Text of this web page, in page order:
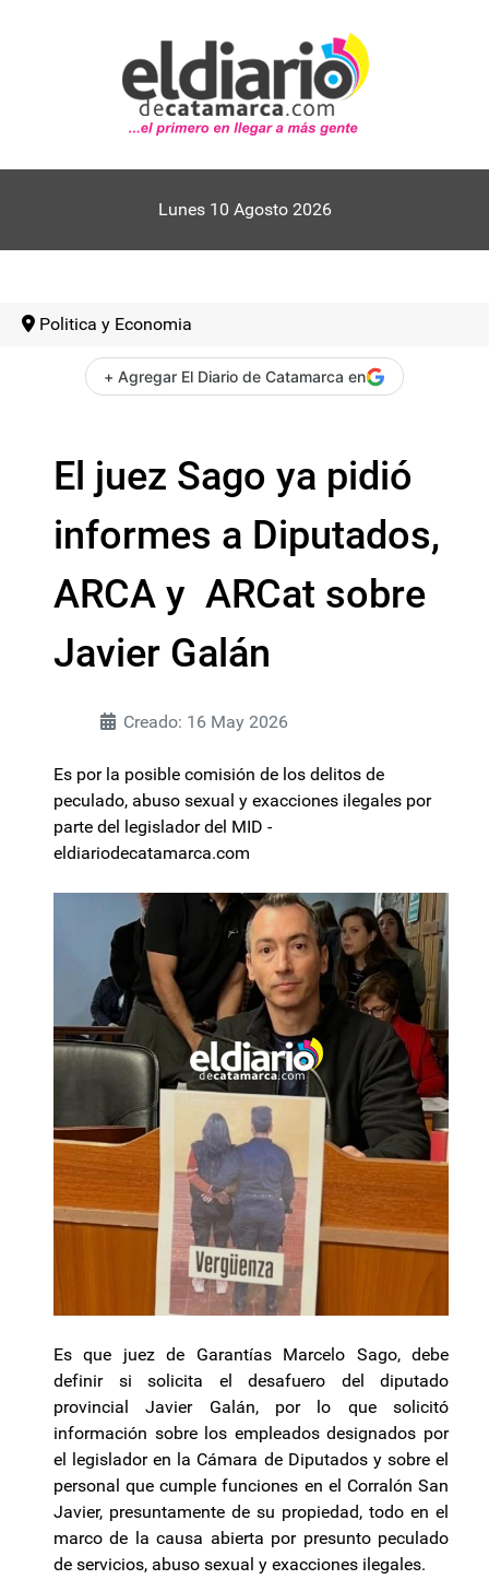
Lunes 10 Agosto 2026
Politica y Economia
+ Agregar El Diario de Catamarca en
El juez Sago ya pidió
informes a Diputados,
ARCA y ARCat sobre
Javier Galán
Creado: 16 May 2026
Es por la posible comisión de los delitos de
peculado, abuso sexual y exacciones ilegales por
parte del legislador del MID -
eldiariodecatamarca.com
Es que juez de Garantías Marcelo Sago, debe
definir si solicita el desafuero del diputado
provincial Javier Galán, por lo que solicitó
información sobre los empleados designados por
el legislador en la Cámara de Diputados y sobre el
personal que cumple funciones en el Corralón San
Javier, presuntamente de su propiedad, todo en el
marco de la causa abierta por presunto peculado
de servicios, abuso sexual y exacciones ilegales.